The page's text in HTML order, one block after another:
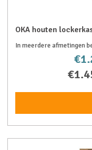
OKA houten
In meerdere afmetingen